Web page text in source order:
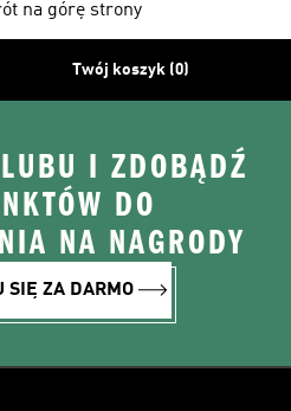
na górę strony
Twój koszyk (0)
I ZDOBĄDŹ
DO
NA NAGRODY
SIĘ ZA DARMO